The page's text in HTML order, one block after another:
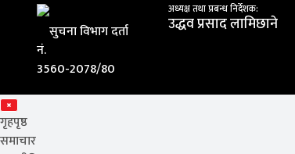
सुचना विभाग दर्ता
नं.
3560-2078/80
अध्यक्ष तथा प्रबन्ध निर्देशक:
उद्धव प्रसाद लामिछाने
गृहपृष्ठ
समाचार